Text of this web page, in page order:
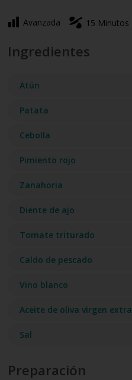
Avanzada 15 Minutos
Ingredientes
Atún
Patata
Cebolla
Pimiento rojo
Zanahoria
Diente de ajo
Tomate triturado
Caldo de pescado
Vino blanco
Aceite de oliva virgen extra
Sal
Preparación